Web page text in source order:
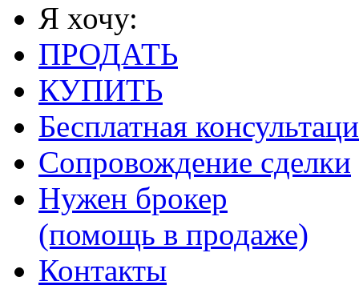
Я хочу:
ПРОДАТЬ
КУПИТЬ
Бесплатная
Сопровождение сделки
Нужен брокер
(помощь в продаже)
Контакты